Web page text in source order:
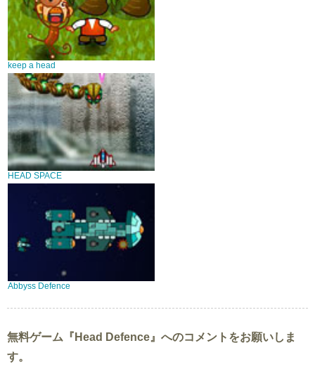
keep a head
HEAD SPACE
Abbyss Defence
無料ゲーム『Head Defence』へのコメントをお願いしま
す。